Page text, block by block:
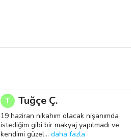
T Tuğçe Ç.
19 haziran nikahım olacak nişanımda
istediğim gibi bir makyaj yapılmadı ve
kendimi güzel… daha fazla